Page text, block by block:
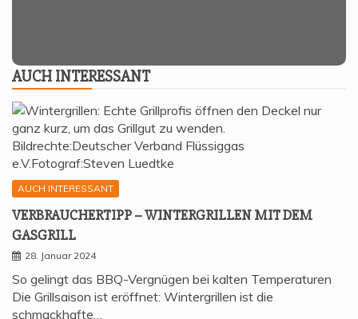
AUCH INTER­ES­SANT
AUCH INTERESSANT
VER­BRAU­CHER­TIPP – WIN­TER­GRIL­LEN MIT DEM
GASGRILL
28. Januar 2024
So gelingt das BBQ-Vergnügen bei kalten Temperaturen
Die Grillsaison ist eröffnet: Wintergrillen ist die
schmackhafte…